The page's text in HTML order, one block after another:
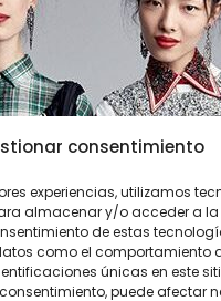
consentimiento
experiencias, utilizamos
almacenar y/o acceder a
de estas
como el comportamiento
únicas en este
puede afectar